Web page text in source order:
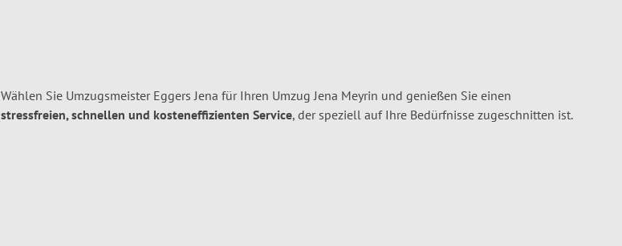
Wählen Sie Umzugsmeister Eggers Jena für Ihren Umzug Jena Meyrin und genießen Sie einen
stressfreien, schnellen und kosteneffizienten Service, der speziell auf Ihre Bedürfnisse zugeschnitten ist.